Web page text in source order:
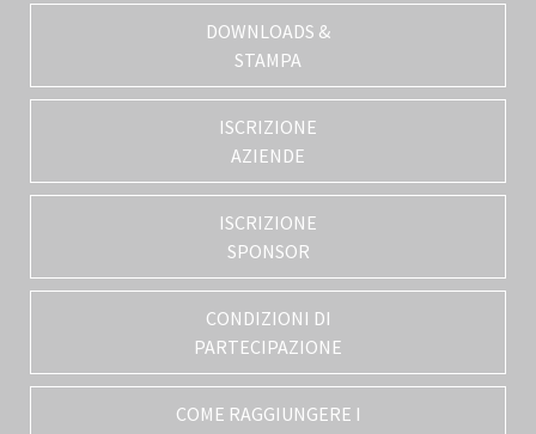
DOWNLOADS &
STAMPA
ISCRIZIONE
AZIENDE
ISCRIZIONE
SPONSOR
CONDIZIONI DI
PARTECIPAZIONE
COME RAGGIUNGERE I